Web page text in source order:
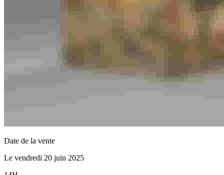
Date de la vente
Le vendredi 20 juin 2025